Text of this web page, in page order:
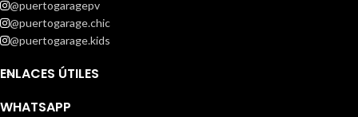
@puertogaragepv
@puertogarage.chic
@puertogarage.kids
ENLACES ÚTILES
WHATSAPP